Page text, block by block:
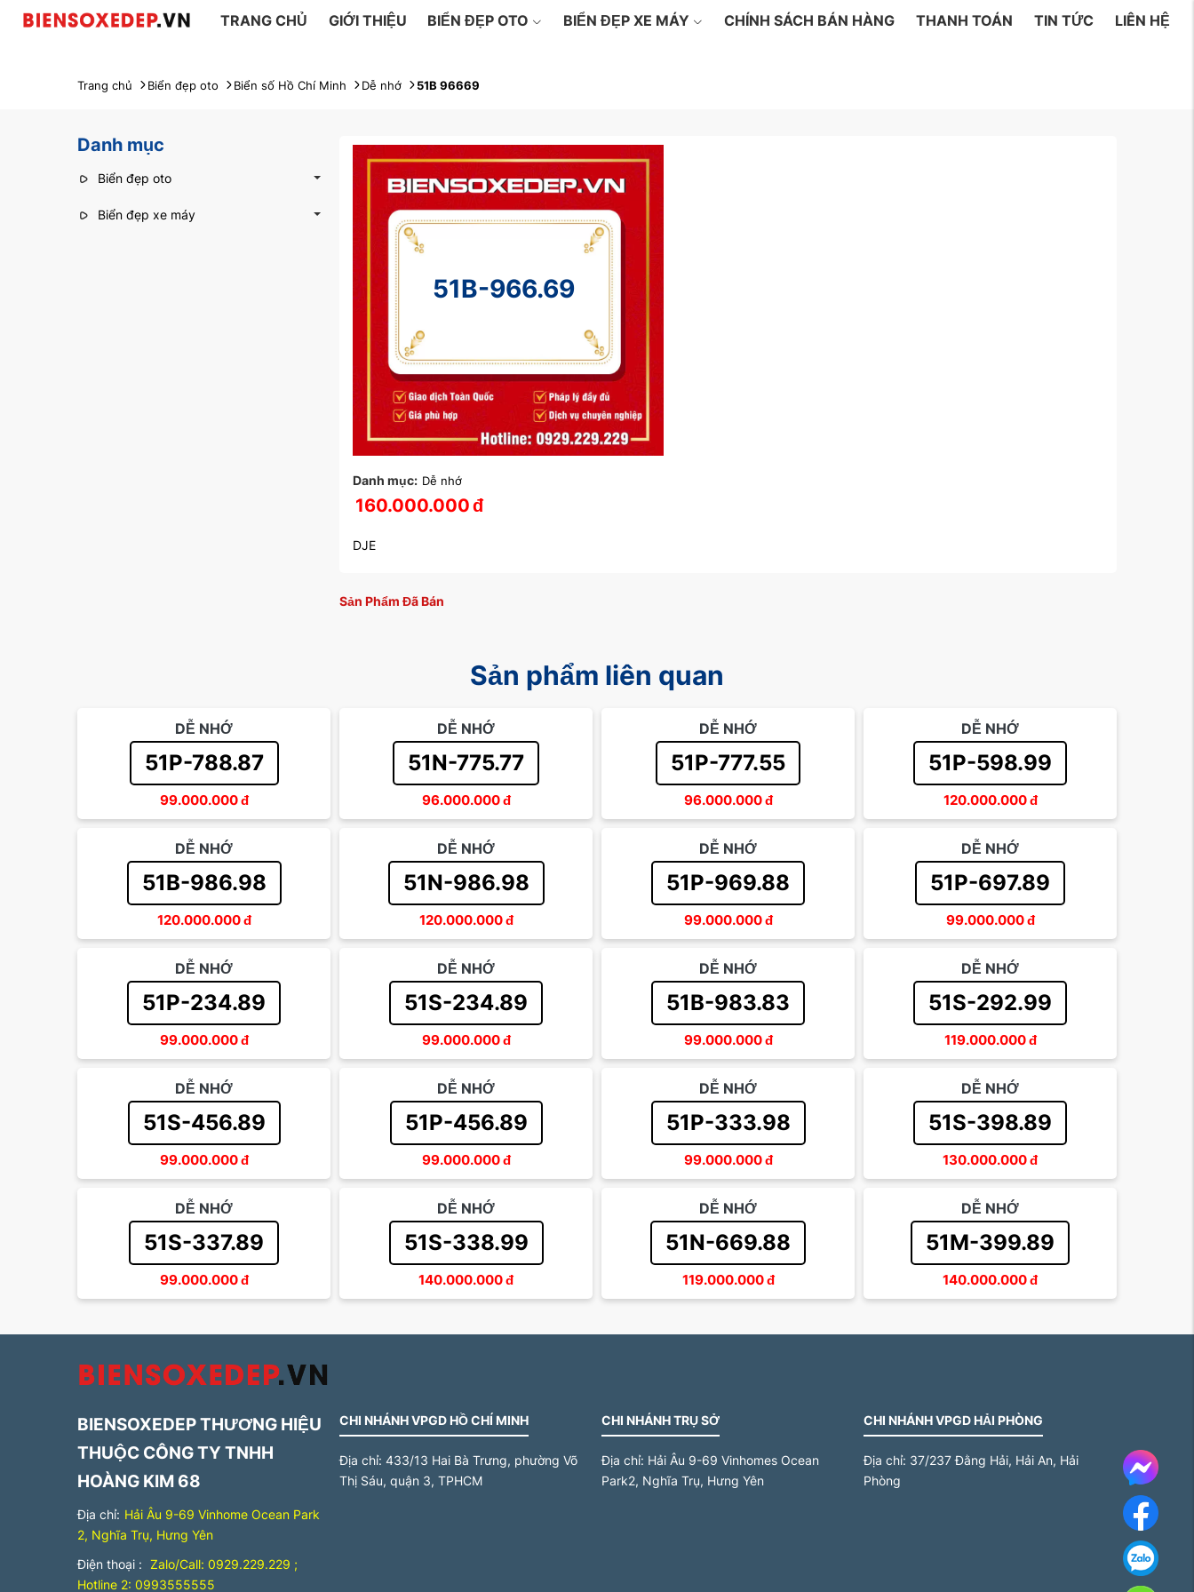
TRANG CHỦ GIỚI THIỆU BIỂN ĐẸP OTO BIỂN ĐẸP XE MÁY CHÍNH SÁCH BÁN HÀNG THANH TOÁN TIN TỨC LIÊN HỆ
Trang chủ Biển đẹp oto Biển số Hồ Chí Minh Dễ nhớ 51B 96669
Danh mục
Biển đẹp oto
Biển đẹp xe máy
51B-966.69
Danh mục: Dễ nhớ
160.000.000đ
DJE
Sản Phẩm Đã Bán
Sản phẩm liên quan
DỄ NHỚ
51P-788.87
99.000.000đ
DỄ NHỚ
51N-775.77
96.000.000đ
DỄ NHỚ
51P-777.55
96.000.000đ
DỄ NHỚ
51P-598.99
120.000.000đ
DỄ NHỚ
51B-986.98
120.000.000đ
DỄ NHỚ
51N-986.98
120.000.000đ
DỄ NHỚ
51P-969.88
99.000.000đ
DỄ NHỚ
51P-697.89
99.000.000đ
DỄ NHỚ
51P-234.89
99.000.000đ
DỄ NHỚ
51S-234.89
99.000.000đ
DỄ NHỚ
51B-983.83
99.000.000đ
DỄ NHỚ
51S-292.99
119.000.000đ
DỄ NHỚ
51S-456.89
99.000.000đ
DỄ NHỚ
51P-456.89
99.000.000đ
DỄ NHỚ
51P-333.98
99.000.000đ
DỄ NHỚ
51S-398.89
130.000.000đ
DỄ NHỚ
51S-337.89
99.000.000đ
DỄ NHỚ
51S-338.99
140.000.000đ
DỄ NHỚ
51N-669.88
119.000.000đ
DỄ NHỚ
51M-399.89
140.000.000đ
BIENSOXEDEP THƯƠNG HIỆU
THUỘC CÔNG TY TNHH
HOÀNG KIM 68
Địa chỉ: Hải Âu 9-69 Vinhome Ocean Park
2, Nghĩa Trụ, Hưng Yên
Điện thoại : Zalo/Call: 0929.229.229 ;
Hotline 2: 0993555555
CHI NHÁNH VPGD HỒ CHÍ MINH
Địa chỉ: 433/13 Hai Bà Trưng, phường Võ
Thị Sáu, quận 3, TPHCM
CHI NHÁNH TRỤ SỞ
Địa chỉ: Hải Âu 9-69 Vinhomes Ocean
Park2, Nghĩa Trụ, Hưng Yên
CHI NHÁNH VPGD HẢI PHÒNG
Địa chỉ: 37/237 Đằng Hải, Hải An, Hải
Phòng